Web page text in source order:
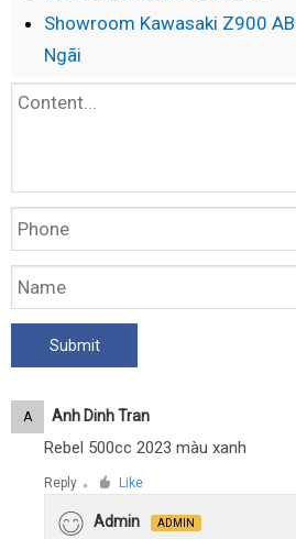
Showroom Kawasaki Z900
Ngãi
A Anh Dinh Tran
Rebel 500cc 2023 màu xanh
Reply ● Like
Admin ADMIN